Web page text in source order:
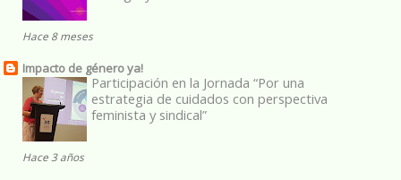
Hace 8 meses
Impacto de género ya!
Participación en la Jornada “Por una
estrategia de cuidados con perspectiva
feminista y sindical”
Hace 3 años